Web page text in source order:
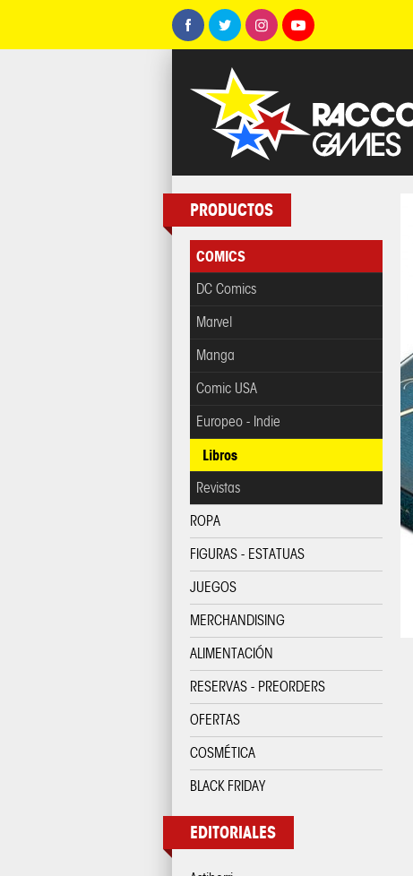
PRODUCTOS
COMICS
DC Comics
Marvel
Manga
Comic USA
Europeo - Indie
Libros
Revistas
ROPA
FIGURAS - ESTATUAS
JUEGOS
MERCHANDISING
ALIMENTACIÓN
RESERVAS - PREORDERS
OFERTAS
COSMÉTICA
BLACK FRIDAY
EDITORIALES